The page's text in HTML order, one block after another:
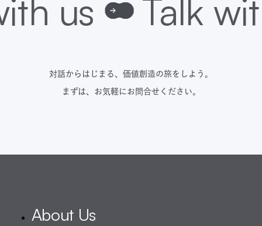
対話からはじまる、価値創造の旅をしよう。
まずは、お気軽にお問合せください。